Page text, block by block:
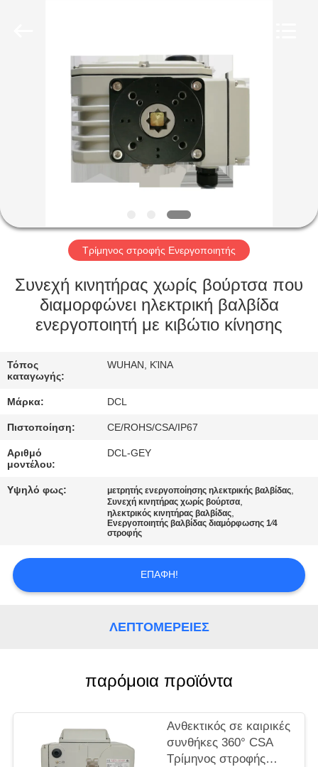
ΠΡΟΪΌΝΤΑ
ΕΜΦΆΝΙΣΗ
ΠΕΡΊΠΟΥ
ΓΎΡΟΣ
ΕΡΓΟΣΤΑΣΊΩΝ
ΠΟΙΟΤΙΚΌΣ
ΈΛΕΓΧΟΣ
ΜΑΣ
ΕΛΆΤΕ
ΣΕ
ΈΝΑ
ΑΠΌΣΠΑΣΜΑ
Τρίμηνος στροφής Ενεργοποιητής
Συνεχή κινητήρας χωρίς βούρτσα που
διαμορφώνει ηλεκτρική βαλβίδα
ενεργοποιητή με κιβώτιο κίνησης
Τόπος
καταγωγής:
WUHAN, ΚΊΝΑ
Μάρκα: DCL
Πιστοποίηση: CE/ROHS/CSA/IP67
Αριθμό
μοντέλου:
DCL-GEY
Υψηλό φως: μετρητής ενεργοποίησης ηλεκτρικής βαλβίδας,
Συνεχή κινητήρας χωρίς βούρτσα,
ηλεκτρικός κινητήρας βαλβίδας,
Ενεργοποιητής βαλβίδας διαμόρφωσης 1⁄4
στροφής
ΕΠΑΦΉ!
ΛΕΠΤΟΜΈΡΕΙΕΣ
παρόμοια προϊόντα
Ανθεκτικός σε καιρικές
συνθήκες 360° CSA
Τρίμηνος στροφής